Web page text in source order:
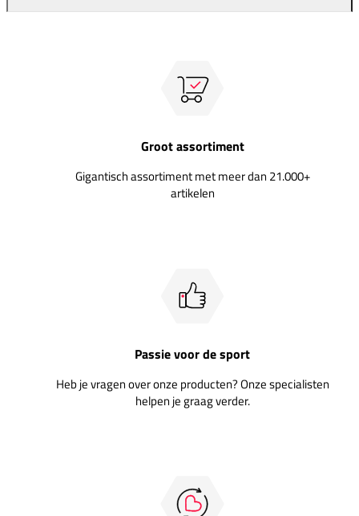
Groot assortiment
Gigantisch assortiment met meer dan 21.000+
artikelen
Passie voor de sport
Heb je vragen over onze producten? Onze specialisten
helpen je graag verder.